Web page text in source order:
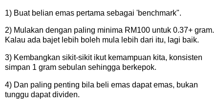
1) Buat belian emas pertama sebagai 'benchmark".
2) Mulakan dengan paling minima RM100 untuk 0.37+ gram.
Kalau ada bajet lebih boleh mula lebih dari itu, lagi baik.
3) Kembangkan sikit-sikit ikut kemampuan kita, konsisten
simpan 1 gram sebulan sehingga berkepok.
4) Dan paling penting bila beli emas dapat emas, bukan
tunggu dapat dividen.